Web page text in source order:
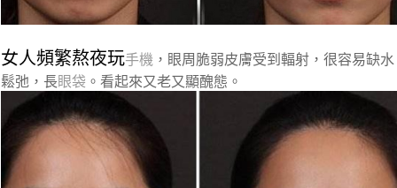
女人頻繁熬夜玩手機 ，眼周脆弱皮膚受到輻射，很容易缺水
鬆弛，長眼袋 。看起來又老又顯醜態。